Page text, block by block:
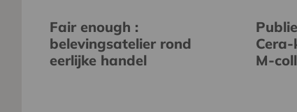
Fair enough :
belevingsatelier rond
eerlijke handel
M-